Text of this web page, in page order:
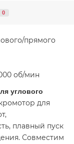
0
прямого
об/мин
углового
для
плавный пуск
Совместим